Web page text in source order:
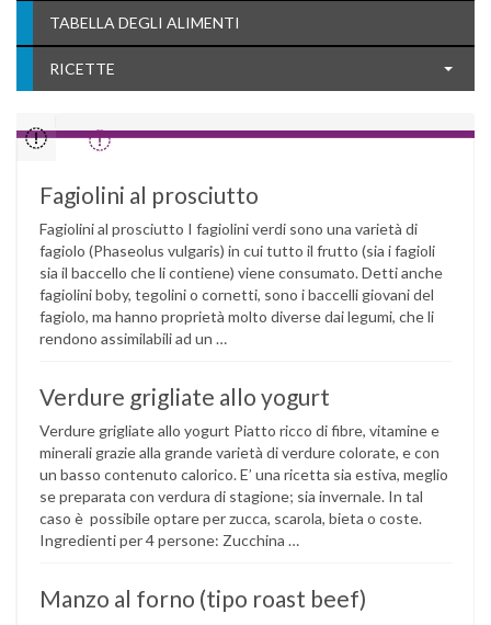
TABELLA DEGLI ALIMENTI
RICETTE
Fagiolini al prosciutto
Fagiolini al prosciutto I fagiolini verdi sono una varietà di
fagiolo (Phaseolus vulgaris) in cui tutto il frutto (sia i fagioli
sia il baccello che li contiene) viene consumato. Detti anche
fagiolini boby, tegolini o cornetti, sono i baccelli giovani del
fagiolo, ma hanno proprietà molto diverse dai legumi, che li
rendono assimilabili ad un …
Verdure grigliate allo yogurt
Verdure grigliate allo yogurt Piatto ricco di fibre, vitamine e
minerali grazie alla grande varietà di verdure colorate, e con
un basso contenuto calorico. E’ una ricetta sia estiva, meglio
se preparata con verdura di stagione; sia invernale. In tal
caso è possibile optare per zucca, scarola, bieta o coste.
Ingredienti per 4 persone: Zucchina …
Manzo al forno (tipo roast beef)